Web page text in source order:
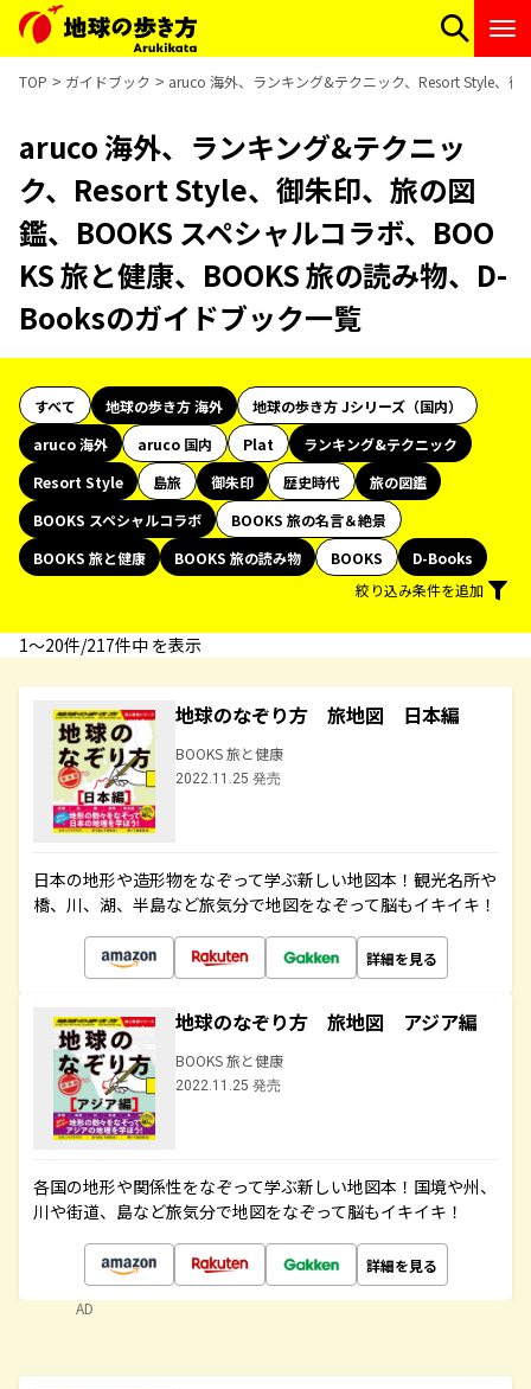
TOP ガイドブック aruco 海外、ランキング&テクニック、Resort Style、
aruco 海外、ランキング&テクニッ
ク、Resort Style、御朱印、旅の図
鑑、BOOKS スペシャルコラボ、BOO
KS 旅と健康、BOOKS 旅の読み物、D-
Booksのガイドブック一覧
すべて 地球の歩き方 海外
地球の歩き方 Jシリーズ（国内）
aruco 海外
aruco 国内 Plat
ランキング&テクニック
Resort Style
島旅 御朱印 歴史時代
旅の図鑑
BOOKS スペシャルコラボ
BOOKS 旅の名言＆絶景
BOOKS 旅と健康
BOOKS 旅の読み物 BOOKS
D-Books
絞り込み条件を追加
1〜20件/217件中 を表示
地球のなぞり方 旅地図 日本編
BOOKS 旅と健康
2022.11.25 発売
日本の地形や造形物をなぞって学ぶ新しい地図本！観光名所や
橋、川、湖、半島など旅気分で地図をなぞって脳もイキイキ！
詳細を見る
地球のなぞり方 旅地図 アジア編
BOOKS 旅と健康
2022.11.25 発売
各国の地形や関係性をなぞって学ぶ新しい地図本！国境や州、
川や街道、島など旅気分で地図をなぞって脳もイキイキ！
詳細を見る
AD